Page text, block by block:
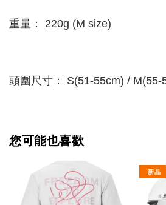
重量： 220g (M size)
頭圍尺寸： S(51-55cm) / M(55-
您可能也喜歡
新品